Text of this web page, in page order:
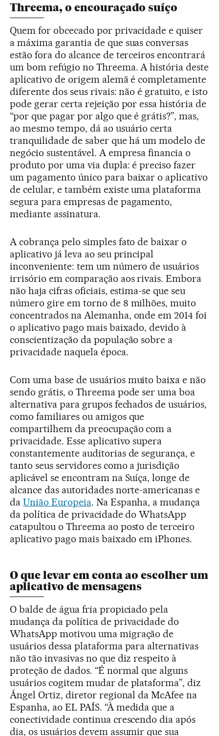
Threema, o encouraçado suíço
Quem for obcecado por privacidade e quiser
a máxima garantia de que suas conversas
estão fora do alcance de terceiros encontrará
um bom refúgio no Threema. A história deste
aplicativo de origem alemã é completamente
diferente dos seus rivais: não é gratuito, e isto
pode gerar certa rejeição por essa história de
“por que pagar por algo que é grátis?”, mas,
ao mesmo tempo, dá ao usuário certa
tranquilidade de saber que há um modelo de
negócio sustentável. A empresa financia o
produto por uma via dupla: é preciso fazer
um pagamento único para baixar o aplicativo
de celular, e também existe uma plataforma
segura para empresas de pagamento,
mediante assinatura.
A cobrança pelo simples fato de baixar o
aplicativo já leva ao seu principal
inconveniente: tem um número de usuários
irrisório em comparação aos rivais. Embora
não haja cifras oficiais, estima-se que seu
número gire em torno de 8 milhões, muito
concentrados na Alemanha, onde em 2014 foi
o aplicativo pago mais baixado, devido à
conscientização da população sobre a
privacidade naquela época.
Com uma base de usuários muito baixa e não
sendo grátis, o Threema pode ser uma boa
alternativa para grupos fechados de usuários,
como familiares ou amigos que
compartilhem da preocupação com a
privacidade. Esse aplicativo supera
constantemente auditorias de segurança, e
tanto seus servidores como a jurisdição
aplicável se encontram na Suíça, longe de
alcance das autoridades norte-americanas e
da União Europeia. Na Espanha, a mudança
da política de privacidade do WhatsApp
catapultou o Threema ao posto de terceiro
aplicativo pago mais baixado em iPhones.
O que levar em conta ao escolher um
aplicativo de mensagens
O balde de água fria propiciado pela
mudança da política de privacidade do
WhatsApp motivou uma migração de
usuários dessa plataforma para alternativas
não tão invasivas no que diz respeito à
proteção de dados. “É normal que alguns
usuários cogitem mudar de plataforma”, diz
Ángel Ortiz, diretor regional da McAfee na
Espanha, ao EL PAÍS. “À medida que a
conectividade continua crescendo dia após
dia, os usuários devem assumir que sua